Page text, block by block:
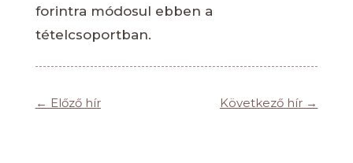
forintra módosul ebben a
tételcsoportban.
← Előző hír Következő hír →